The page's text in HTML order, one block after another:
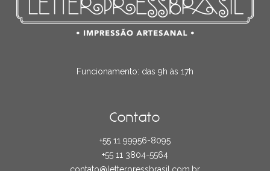
Funcionamento: das 9h às 17h
Contato
+55 11 99956-8095
+55 11 3804-5564